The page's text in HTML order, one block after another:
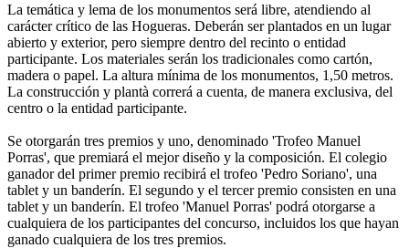
La temática y lema de los monumentos será libre, atendiendo al
carácter crítico de las Hogueras. Deberán ser plantados en un lugar
abierto y exterior, pero siempre dentro del recinto o entidad
participante. Los materiales serán los tradicionales como cartón,
madera o papel. La altura mínima de los monumentos, 1,50 metros.
La construcción y plantà correrá a cuenta, de manera exclusiva, del
centro o la entidad participante.
Se otorgarán tres premios y uno, denominado 'Trofeo Manuel
Porras', que premiará el mejor diseño y la composición. El colegio
ganador del primer premio recibirá el trofeo 'Pedro Soriano', una
tablet y un banderín. El segundo y el tercer premio consisten en una
tablet y un banderín. El trofeo 'Manuel Porras' podrá otorgarse a
cualquiera de los participantes del concurso, incluidos los que hayan
ganado cualquiera de los tres premios.